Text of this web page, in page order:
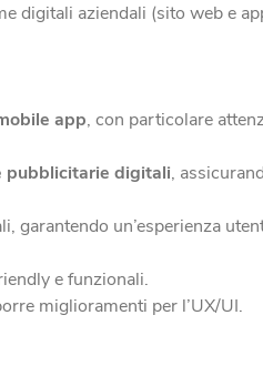
digitali aziendali (sito web e
app, con particolare
pubblicitarie digitali,
garantendo un’esperienza
e funzionali.
miglioramenti per l’UX/UI.